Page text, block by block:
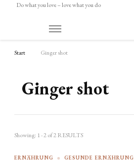
Do what you love – love what you do
Start Ginger shot
Ginger shot
Showing: 1 - 2 of 2 RESULTS
ERNÄHRUNG GESUNDE ERNÄHRUNG